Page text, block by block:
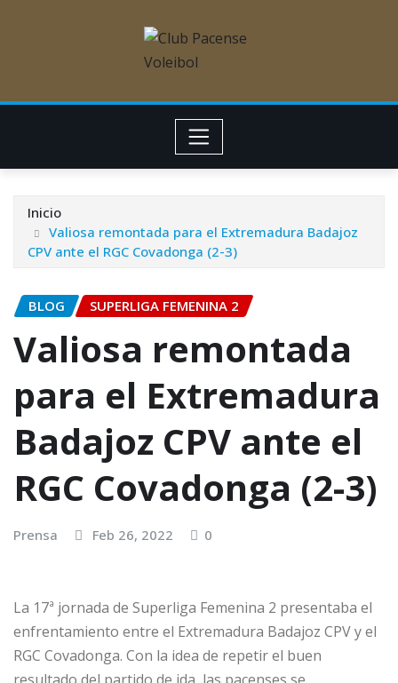
Inicio
Valiosa remontada para el Extremadura Badajoz
CPV ante el RGC Covadonga (2-3)
BLOG SUPERLIGA FEMENINA 2
Valiosa remontada
para el Extremadura
Badajoz CPV ante el
RGC Covadonga (2-3)
Prensa Feb 26, 2022 0
La 17ª jornada de Superliga Femenina 2 presentaba el
enfrentamiento entre el Extremadura Badajoz CPV y el
RGC Covadonga. Con la idea de repetir el buen